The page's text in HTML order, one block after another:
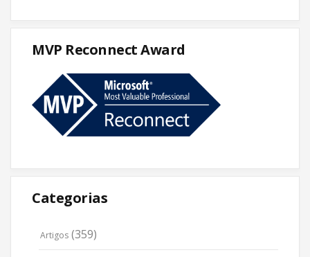
MVP Reconnect Award
Categorias
Artigos (359)